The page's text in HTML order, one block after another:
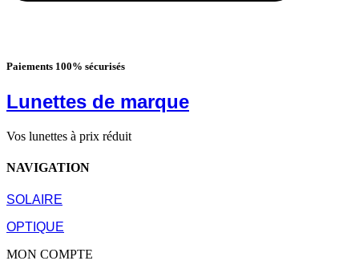
Paiements 100% sécurisés
Lunettes de marque
Vos lunettes à prix réduit
NAVIGATION
SOLAIRE
OPTIQUE
MON COMPTE